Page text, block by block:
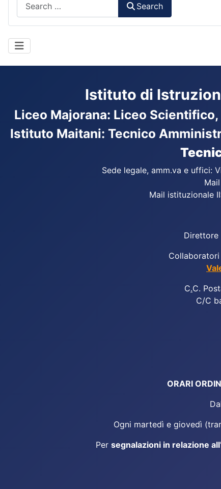
Search
Istituto di
Liceo Majorana: Liceo
Istituto Maitani: Tecnico
Sede legale, amm.va e uffici:
Mail istituzionale
Direttore
C.C.
C/C
ORARI
Ogni martedì e giovedì
Per segnalazioni in relazione